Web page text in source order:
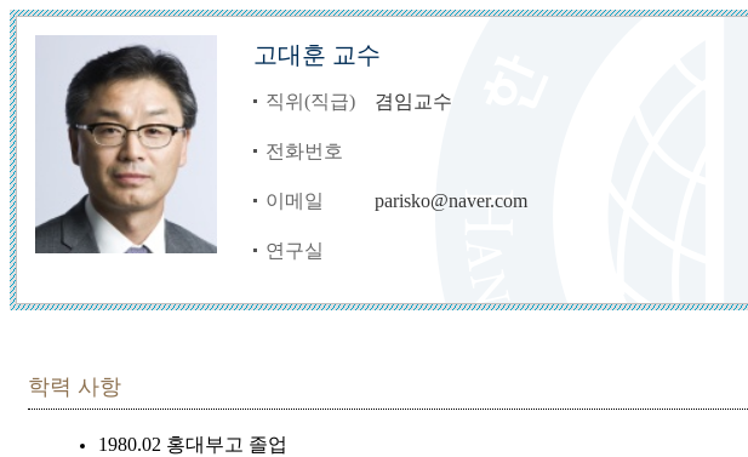
고대훈 교수
직위(직급) 겸임교수
전화번호
이메일 parisko@naver.com
연구실
학력 사항
1980.02 홍대부고 졸업